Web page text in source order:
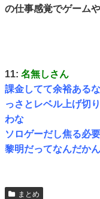
の仕事感覚でゲーム
11: 名無しさん
課金してて余裕ある
っさとレベル上げ切
わな
ソロゲーだし焦る必
黎明だってなんだか
まとめ